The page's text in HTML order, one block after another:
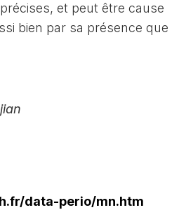
et peut être cause
bien par sa présence que
data-perio/mn.htm